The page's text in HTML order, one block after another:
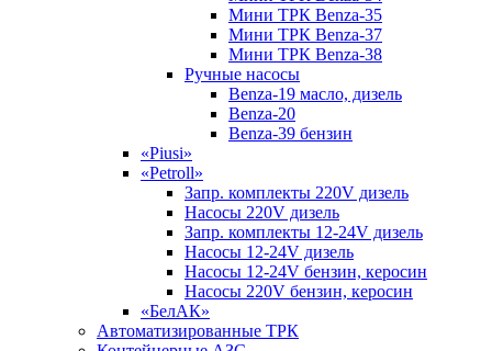
Мини ТРК Benza-35
Мини ТРК Benza-37
Мини ТРК Benza-38
Ручные насосы
Benza-19 масло, дизель
Benza-20
Benza-39 бензин
«Piusi»
«Petroll»
Запр. комплекты 220V дизель
Насосы 220V дизель
Запр. комплекты 12-24V дизель
Насосы 12-24V дизель
Насосы 12-24V бензин, керосин
Насосы 220V бензин, керосин
«БелАК»
Автоматизированные ТРК